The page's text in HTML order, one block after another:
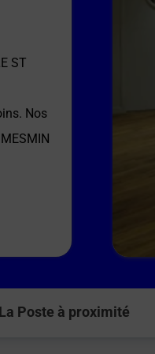
ST
Nos
La Poste à proximité